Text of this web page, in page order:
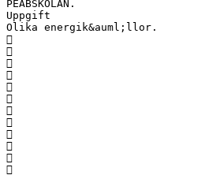
PEABSKOLAN.
Uppgift
Olika energik&auml;llor.











